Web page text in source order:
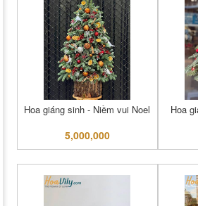
Hoa giáng sinh - Niềm vui Noel
5,000,000
Hoa